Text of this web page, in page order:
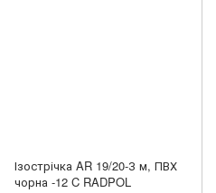
Ізострічка AR 19/20-З м, ПВХ
чорна -12 C RADPOL